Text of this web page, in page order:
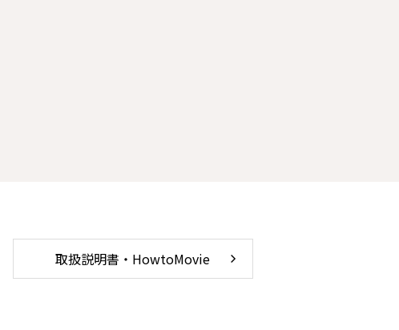
取扱説明書・HowtoMovie